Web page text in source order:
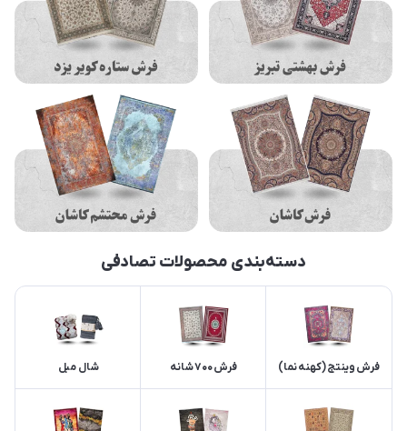
دسته‌بندی محصولات تصادفی
فرش وینتج (کهنه نما) فرش 700 شانه شال مبل